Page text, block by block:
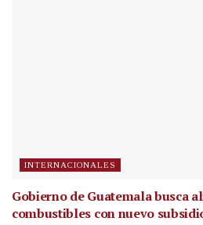
INTERNACIONALES
Gobierno de Guatemala busca
combustibles con nuevo